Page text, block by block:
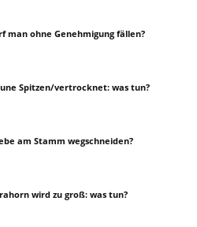
man ohne Genehmigung fällen?
Spitzen/vertrocknet: was tun?
am Stamm wegschneiden?
wird zu groß: was tun?